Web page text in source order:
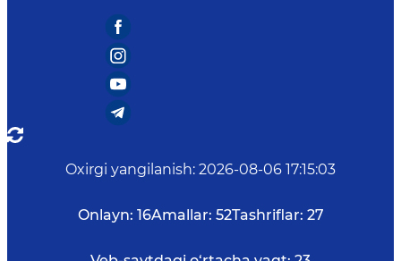
Oxirgi yangilanish: 2026-08-06 17:15:03
Onlayn: 16Amallar: 52Tashriflar: 27